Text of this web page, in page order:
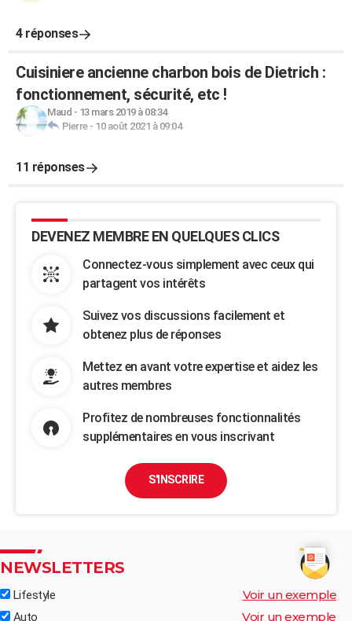
4 réponses
Cuisiniere ancienne charbon bois de Dietrich :
fonctionnement, sécurité, etc !
Maud - 13 mars 2019 à 08:34
Pierre- 10 août 2021 à 09:04
11 réponses
DEVENEZ MEMBRE EN QUELQUES CLICS
Connectez-vous simplement avec ceux qui
partagent vos intérêts
Suivez vos discussions facilement et
obtenez plus de réponses
Mettez en avant votre expertise et aidez les
autres membres
Profitez de nombreuses fonctionnalités
supplémentaires en vous inscrivant
S'INSCRIRE
NEWSLETTERS
Lifestyle Voir un exemple
Auto Voir un exemple